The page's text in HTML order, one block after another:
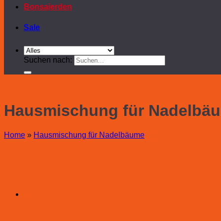
Bonsaierden
Sale
Suchen nach:
Hausmischung für
Home » Hausmischung für Nadelbäume